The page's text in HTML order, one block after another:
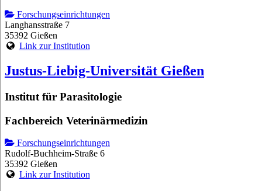
Forschungseinrichtungen
Langhansstraße 7
35392 Gießen
Link zur Institution
Justus-Liebig-Universität Gießen
Institut für Parasitologie
Fachbereich Veterinärmedizin
Forschungseinrichtungen
Rudolf-Buchheim-Straße 6
35392 Gießen
Link zur Institution